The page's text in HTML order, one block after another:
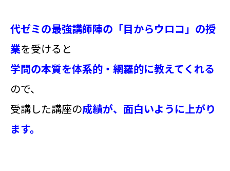
代ゼミの最強講師陣の「目からウロコ」の授
業を受けると
学問の本質を体系的・網羅的に教えてくれる
ので、
受講した講座の成績が、面白いように上がり
ます。